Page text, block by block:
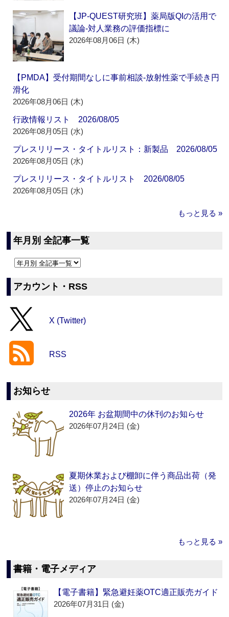
【JP-QUEST研究班】薬局版QIの活用で
議論‐対人業務の評価指標に
2026年08月06日 (木)
【PMDA】受付期間なしに事前相談‐放射性薬で手続き円
滑化
2026年08月06日 (木)
行政情報リスト 2026/08/05
2026年08月05日 (水)
プレスリリース・タイトルリスト：新製品 2026/08/05
2026年08月05日 (水)
プレスリリース・タイトルリスト 2026/08/05
2026年08月05日 (水)
もっと見る »
年月別 全記事一覧
アカウント・RSS
X (Twitter)
RSS
お知らせ
2026年 お盆期間中の休刊のお知らせ
2026年07月24日 (金)
夏期休業および棚卸に伴う商品出荷（発
送）停止のお知らせ
2026年07月24日 (金)
もっと見る »
書籍・電子メディア
【電子書籍】緊急避妊薬OTC適正販売ガイド
2026年07月31日 (金)